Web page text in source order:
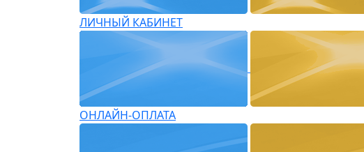
ЛИЧНЫЙ КАБИНЕТ
ОНЛАЙН-ОПЛАТА